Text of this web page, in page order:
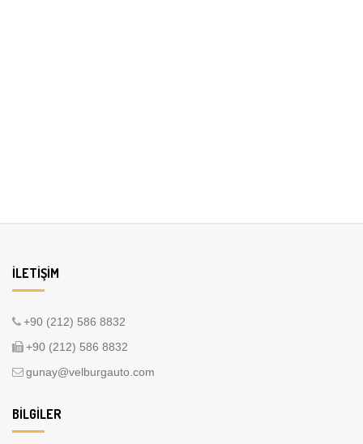
İLETIŞIM
+90 (212) 586 8832
+90 (212) 586 8832
gunay@velburgauto.com
BILGILER